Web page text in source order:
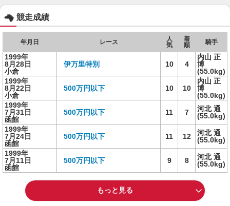
競走成績
年月日 レース
人
気
着
順
騎手
1999年
8月28日
小倉
伊万里特別 10 4
内山 正
博
(55.0kg)
1999年
8月22日
小倉
500万円以下 10 10
内山 正
博
(55.0kg)
1999年
7月31日
函館
500万円以下 11 7
河北 通
(55.0kg)
1999年
7月24日
函館
500万円以下 11 12
河北 通
(55.0kg)
1999年
7月11日
函館
500万円以下 9 8
河北 通
(55.0kg)
もっと見る